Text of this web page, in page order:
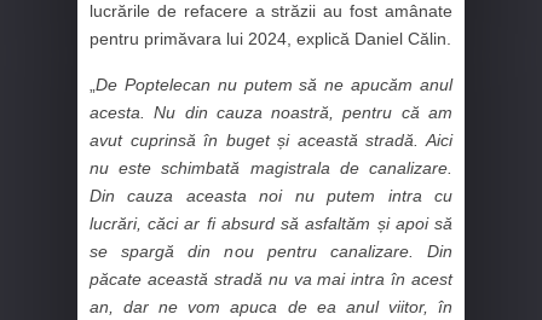
lucrările de refacere a străzii au fost amânate
pentru primăvara lui 2024, explică Daniel Călin.
De Poptelecan nu putem să ne apucăm anul
acesta. Nu din cauza noastră, pentru că am
avut cuprinsă în buget și această stradă. Aici
nu este schimbată magistrala de canalizare.
Din cauza aceasta noi nu putem intra cu
lucrări, căci ar fi absurd să asfaltăm și apoi să
se spargă din nou pentru canalizare. Din
păcate această stradă nu va mai intra în acest
an, dar ne vom apuca de ea anul viitor, în